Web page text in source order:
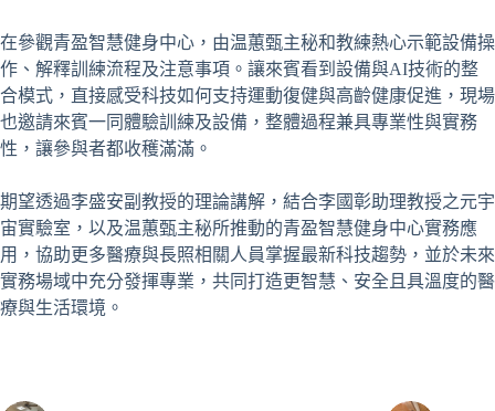
在參觀青盈智慧健身中心，由温蕙甄主秘和教練熱心示範設備操
作、解釋訓練流程及注意事項。讓來賓看到設備與AI技術的整
合模式，直接感受科技如何支持運動復健與高齡健康促進，現場
也邀請來賓一同體驗訓練及設備，整體過程兼具專業性與實務
性，讓參與者都收穫滿滿。
期望透過李盛安副教授的理論講解，結合李國彰助理教授之元宇
宙實驗室，以及温蕙甄主秘所推動的青盈智慧健身中心實務應
用，協助更多醫療與長照相關人員掌握最新科技趨勢，並於未來
實務場域中充分發揮專業，共同打造更智慧、安全且具溫度的醫
療與生活環境。